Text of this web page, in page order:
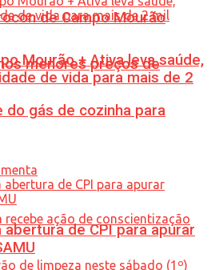
de Campo Mourão
menores preços de
do gás de cozinha para
Mourão + Ativa leva saúde,
de vida para mais de 2
abertura de CPI para apurar